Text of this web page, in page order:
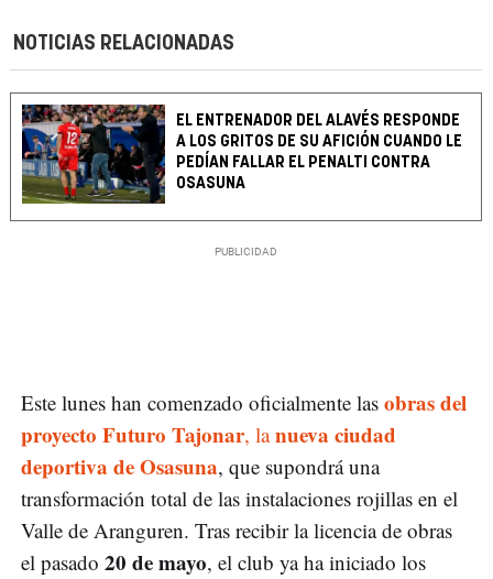
NOTICIAS RELACIONADAS
EL ENTRENADOR DEL ALAVÉS RESPONDE
A LOS GRITOS DE SU AFICIÓN CUANDO LE
PEDÍAN FALLAR EL PENALTI CONTRA
OSASUNA
Este lunes han comenzado oficialmente las obras del
proyecto Futuro Tajonar, lanueva ciudad
deportiva de Osasuna, que supondrá una
transformación total de las instalaciones rojillas en el
Valle de Aranguren. Tras recibir la licencia de obras
el pasado 20 de mayo, el club ya ha iniciado los